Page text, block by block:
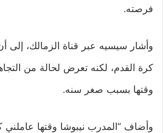
فرصته.
وأشار سيسيه عبر قناة الزمالك،
كرة القدم، لكنه تعرض لحالة من
وقتها بسبب صغر سنه.
وأضاف “المدرب نيبوشا وقتها عاملني